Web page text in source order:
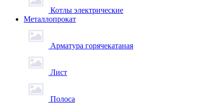
Котлы электрические
Металлопрокат
Арматура горячекатаная
Лист
Полоса